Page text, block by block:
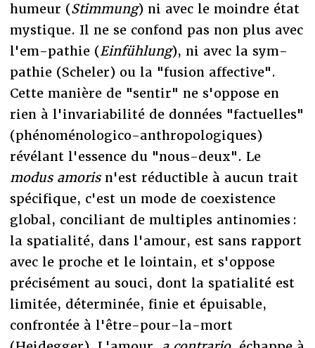
humeur (Stimmung) ni avec le moindre état
mystique. Il ne se confond pas non plus avec
l'em-pathie (Einfühlung), ni avec la sym-
pathie (Scheler) ou la "fusion affective".
Cette manière de "sentir" ne s'oppose en
rien à l'invariabilité de données "factuelles"
(phénoménologico-anthropologiques)
révélant l'essence du "nous-deux". Le
modus amorisn'est réductible à aucun trait
spécifique, c'est un mode de coexistence
global, conciliant de multiples antinomies :
la spatialité, dans l'amour, est sans rapport
avec le proche et le lointain, et s'oppose
précisément au souci, dont la spatialité est
limitée, déterminée, finie et épuisable,
confrontée à l'être-pour-la-mort